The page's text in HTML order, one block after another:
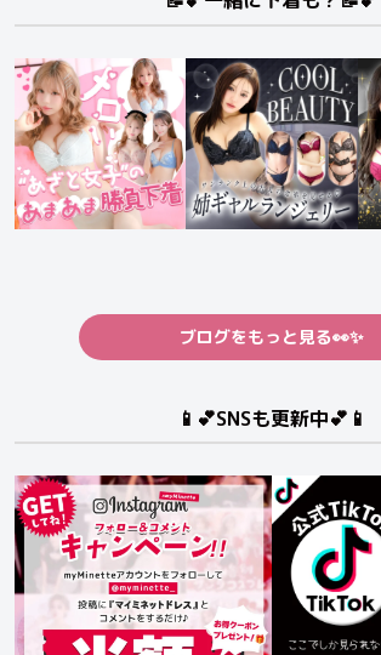
ブログをもっと見る👀✨
📱💕SNSも更新中💕📱